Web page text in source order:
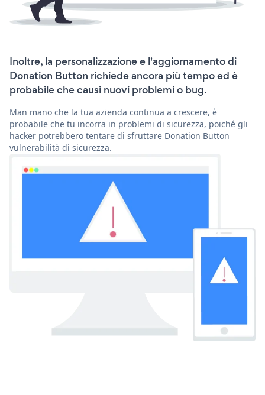
Inoltre, la personalizzazione e l'aggiornamento di
Donation Button richiede ancora più tempo ed è
probabile che causi nuovi problemi o bug.
Man mano che la tua azienda continua a crescere, è
probabile che tu incorra in problemi di sicurezza, poiché gli
hacker potrebbero tentare di sfruttare Donation Button
vulnerabilità di sicurezza.